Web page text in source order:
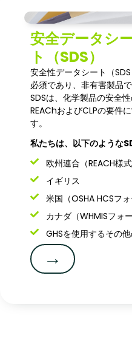
安全データシ
ト（SDS）
安全性データシート（
必須であり、非有害製品
SDSは、化学製品の安全
REAChおよびCLPの要件
す。
私たちは、以下のような
欧州連合（REACH様式
イギリス
米国（OSHA HCSフォ
カナダ（WHMISフォ
GHSを使用するその
→